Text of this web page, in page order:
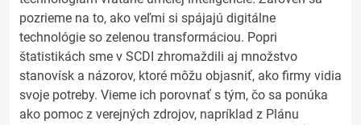
pozrieme na to, ako veľmi si spájajú digitálne
technológie so zelenou transformáciou. Popri
štatistikách sme v SCDI zhromaždili aj množstvo
stanovísk a názorov, ktoré môžu objasniť, ako firmy vidia
svoje potreby. Vieme ich porovnať s tým, čo sa ponúka
ako pomoc z verejných zdrojov, napríklad z Plánu